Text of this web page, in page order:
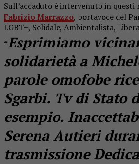
Sull’accaduto è intervenuto in questi
Fabrizio Marrazzo, portavoce del
LGBT+, Solidale, Ambientalista,
“Esprimiamo
solidarietà a
parole omofobe
Sgarbi. Tv di Stato
esempio.
Serena Autieri
trasmissione